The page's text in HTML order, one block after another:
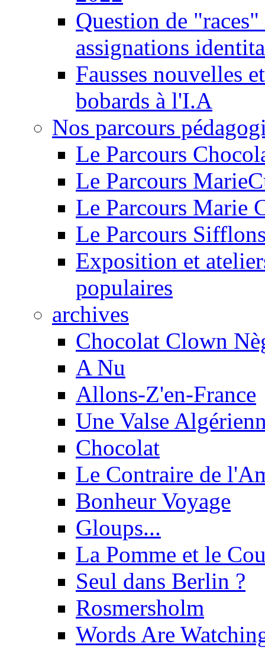
Question de
assignations
Fausses nouvelles
bobards à l'I.A
Nos parcours
Le Parcours
Le Parcours
Le Parcours Marie
Le Parcours
Exposition et
populaires
archives
Chocolat Clown
A Nu
Allons-Z'en-France
Une Valse
Chocolat
Le Contraire de
Bonheur Voyage
Gloups...
La Pomme et le
Seul dans Berlin ?
Rosmersholm
Words Are